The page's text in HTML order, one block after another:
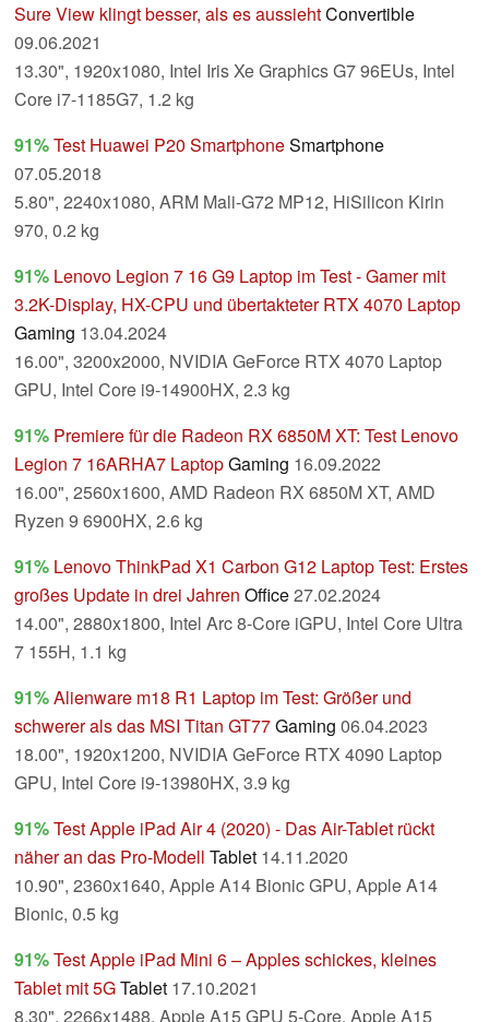
Sure View klingt besser, als es aussiehtConvertible
09.06.2021
13.30", 1920x1080, Intel Iris Xe Graphics G7 96EUs, Intel
Core i7-1185G7, 1.2 kg
91%Test Huawei P20 SmartphoneSmartphone
07.05.2018
5.80", 2240x1080, ARM Mali-G72 MP12, HiSilicon Kirin
970, 0.2 kg
91% Lenovo Legion 7 16 G9 Laptop im Test - Gamer mit
3.2K-Display, HX-CPU und übertakteter RTX 4070 Laptop
Gaming 13.04.2024
16.00", 3200x2000, NVIDIA GeForce RTX 4070 Laptop
GPU, Intel Core i9-14900HX, 2.3 kg
91% Premiere für die Radeon RX 6850M XT: Test Lenovo
Legion 7 16ARHA7 LaptopGaming 16.09.2022
16.00", 2560x1600, AMD Radeon RX 6850M XT, AMD
Ryzen 9 6900HX, 2.6 kg
91% Lenovo ThinkPad X1 Carbon G12 Laptop Test: Erstes
großes Update in drei Jahren Office27.02.2024
14.00", 2880x1800, Intel Arc 8-Core iGPU, Intel Core Ultra
7 155H, 1.1 kg
91%Alienware m18 R1 Laptop im Test: Größer und
schwerer als das MSI Titan GT77Gaming 06.04.2023
18.00", 1920x1200, NVIDIA GeForce RTX 4090 Laptop
GPU, Intel Core i9-13980HX, 3.9 kg
91%Test Apple iPad Air 4 (2020) - Das Air-Tablet rückt
näher an das Pro-Modell Tablet 14.11.2020
10.90", 2360x1640, Apple A14 Bionic GPU, Apple A14
Bionic, 0.5 kg
91%Test Apple iPad Mini 6 – Apples schickes, kleines
Tablet mit 5GTablet 17.10.2021
8.30", 2266x1488, Apple A15 GPU 5-Core, Apple A15